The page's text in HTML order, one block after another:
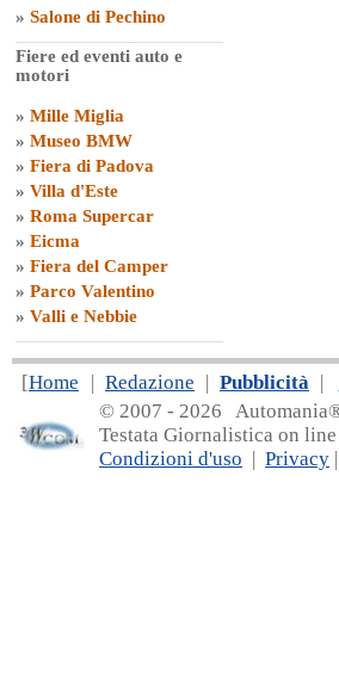
» Salone di Pechino
Fiere ed eventi auto e
motori
» Mille Miglia
» Museo BMW
» Fiera di Padova
» Villa d'Este
» Roma Supercar
» Eicma
» Fiera del Camper
» Parco Valentino
» Valli e Nebbie
[Home | Redazione | Pubblicità |
© 2007 - 2026
Testata Giornalistica on
Condizioni d'uso | Privacy